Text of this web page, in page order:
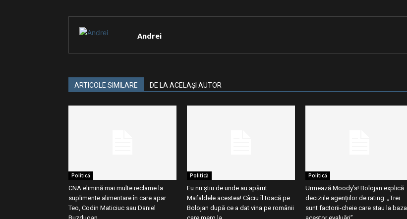
Andrei
ARTICOLE SIMILARE DE LA ACELAȘI AUTOR
Politică
CNA elimină mai multe reclame la
suplimente alimentare în care apar
Teo, Codin Maticiuc sau Daniel
Politică
Eu nu știu de unde au apărut
Mafaldele acestea! Câciu îl toacă pe
Bolojan după ce a dat vina pe românii
Politică
Urmează Moody’s! Bolojan explică
deciziile agențiilor de rating: „Trei
sunt factorii-cheie care stau la baza